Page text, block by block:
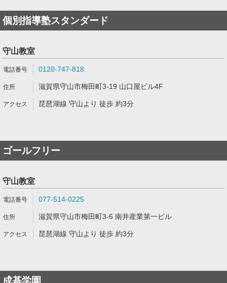
個別指導塾スタンダード
守山教室
0120-747-818
滋賀県守山市梅田町3-19 山口屋ビル4F
琵琶湖線 守山より 徒歩 約3分
ゴールフリー
守山教室
077-514-0225
滋賀県守山市梅田町3-6 南井産業第一ビル
琵琶湖線 守山より 徒歩 約3分
成基学園